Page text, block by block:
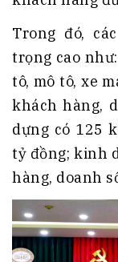
Trong đó,
trọng cao
tô, mô tô, xe
khách hàng,
dựng có 125
tỷ đồng; kinh
hàng, doanh